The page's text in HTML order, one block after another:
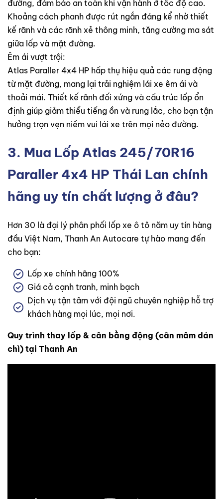
đường, đảm bảo an toàn khi vận hành ở tốc độ cao.
Khoảng cách phanh được rút ngắn đáng kể nhờ thiết
kế rãnh và các rãnh xẻ thông minh, tăng cường ma sát
giữa lốp và mặt đường.
Êm ái vượt trội:
Atlas Paraller 4x4 HP hấp thụ hiệu quả các rung động
từ mặt đường, mang lại trải nghiệm lái xe êm ái và
thoải mái. Thiết kế rãnh đối xứng và cấu trúc lốp ổn
định giúp giảm thiểu tiếng ồn và rung lắc, cho bạn tận
hưởng trọn vẹn niềm vui lái xe trên mọi nẻo đường.
3. Mua Lốp Atlas 245/70R16
Paraller 4x4 HP Thái Lan chính
hãng uy tín chất lượng ở đâu?
Hơn 30 là đại lý phân phối lốp xe ô tô năm uy tín hàng
đầu Việt Nam, Thanh An Autocare tự hào mang đến
cho bạn:
Lốp xe chính hãng 100%
Giá cả cạnh tranh, minh bạch
Dịch vụ tận tâm với đội ngũ chuyên nghiệp hỗ trợ
khách hàng mọi lúc, mọi nơi.
Quy trình thay lốp & cân bằng động (cân mâm dán
chì) tại Thanh An